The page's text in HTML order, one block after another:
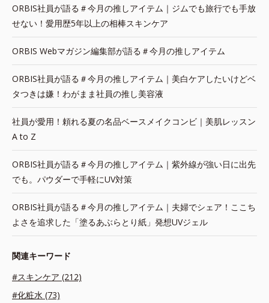
ORBIS社員が語る＃今月の推しアイテム｜ジムでも旅行でも手放
せない！愛用歴5年以上の相棒スキンケア
ORBIS Webマガジン編集部が語る＃今月の推しアイテム
ORBIS社員が語る＃今月の推しアイテム｜美白ケアしたいけどベ
タつきは嫌！わがまま社員の推し美容液
社員が愛用！頼れる夏の名品ベースメイクコンビ｜美肌レッスン
A to Z
ORBIS社員が語る＃今月の推しアイテム｜紫外線が強い日に出先
でも。パウダーで手軽にUV対策
ORBIS社員が語る＃今月の推しアイテム｜夫婦でシェア！ここち
よさを追求した「塗るあぶらとり紙」発想UVジェル
関連キーワード
#スキンケア (212)
#化粧水 (73)